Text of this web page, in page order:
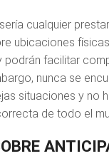
cualquier
ubicaciones
podrán facilitar
nunca se
situaciones y no
de todo el